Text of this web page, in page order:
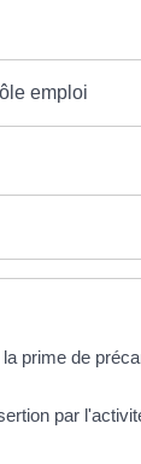
emploi
prime de
par